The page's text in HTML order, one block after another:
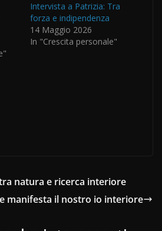
Intervista a Patrizia: Tra
forza e indipendenza
14 Maggio 2026
In "Crescita personale"
natura e ricerca interiore
manifesta il nostro io interiore